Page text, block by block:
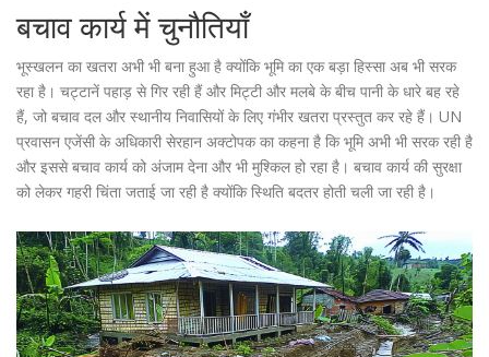
बचाव कार्य में चुनौतियाँ
भूस्खलन का खतरा अभी भी बना हुआ है क्योंकि भूमि का एक बड़ा हिस्सा अब भी सरक
रहा है। चट्टानें पहाड़ से गिर रही हैं और मिट्टी और मलबे के बीच पानी के धारे बह रहे
हैं, जो बचाव दल और स्थानीय निवासियों के लिए गंभीर खतरा प्रस्तुत कर रहे हैं। UN
प्रवासन एजेंसी के अधिकारी सेरहान अक्टोपक का कहना है कि भूमि अभी भी सरक रही है
और इससे बचाव कार्य को अंजाम देना और भी मुश्किल हो रहा है। बचाव कार्य की सुरक्षा
को लेकर गहरी चिंता जताई जा रही है क्योंकि स्थिति बदतर होती चली जा रही है।